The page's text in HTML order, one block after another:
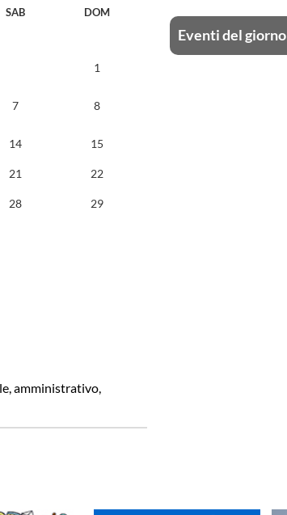
SAB DOM
1
7 8
14 15
21 22
28 29
amministrativo,
Eventi del giorno